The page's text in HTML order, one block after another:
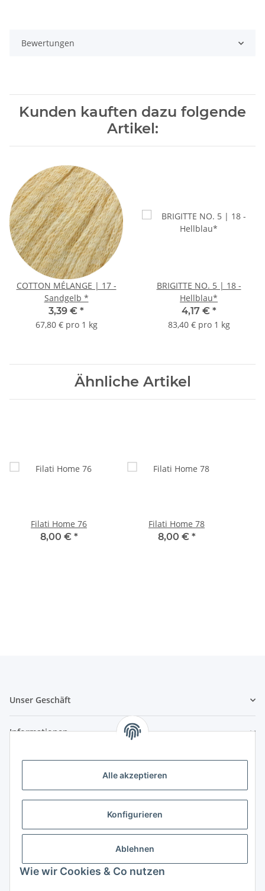
Alle akzeptieren
Konfigurieren
Ablehnen
Wie wir Cookies & Co nutzen
Bewertungen
Kunden kauften dazu folgende
Artikel:
COTTON MÉLANGE | 17 -
Sandgelb *
3,39 € *
67,80 € pro 1 kg
BRIGITTE NO. 5 | 18 -
Hellblau*
4,17 € *
83,40 € pro 1 kg
Ähnliche Artikel
Filati Home 76
8,00 € *
Filati Home 78
8,00 € *
Unser Geschäft
Informationen
Zahlungsmöglichkeiten
Vorkasse (per Bank-Überweisung)
PayPal
Kreditkarte
Banklastschrift